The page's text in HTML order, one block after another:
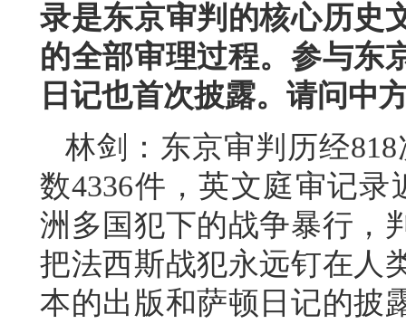
录是东京审判的核心历史
的全部审理过程。参与东
日记也首次披露。请问中
林剑：东京审判历经
数4336件，英文庭审记
洲多国犯下的战争暴行，
把法西斯战犯永远钉在人
本的出版和萨顿日记的披